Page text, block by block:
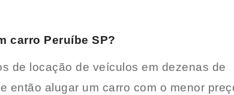
carro Peruíbe SP?
de locação de veículos em dezenas de
e então alugar um carro com o menor